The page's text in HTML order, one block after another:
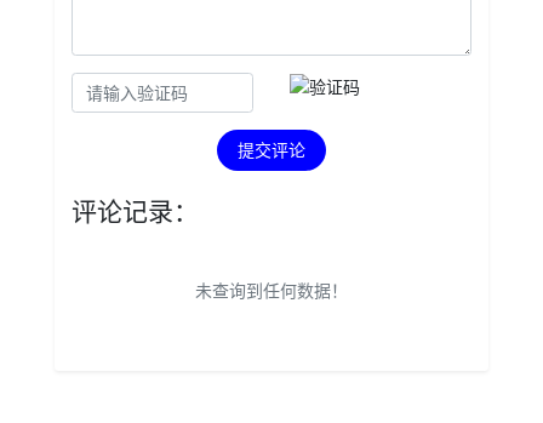
提交评论
评论记录：
未查询到任何数据！